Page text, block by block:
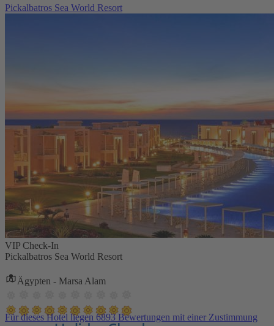
Pickalbatros Sea World Resort
VIP Check-In
Pickalbatros Sea World Resort
Ägypten - Marsa Alam
Für dieses Hotel liegen 6893 Bewertungen mit einer Zustimmung